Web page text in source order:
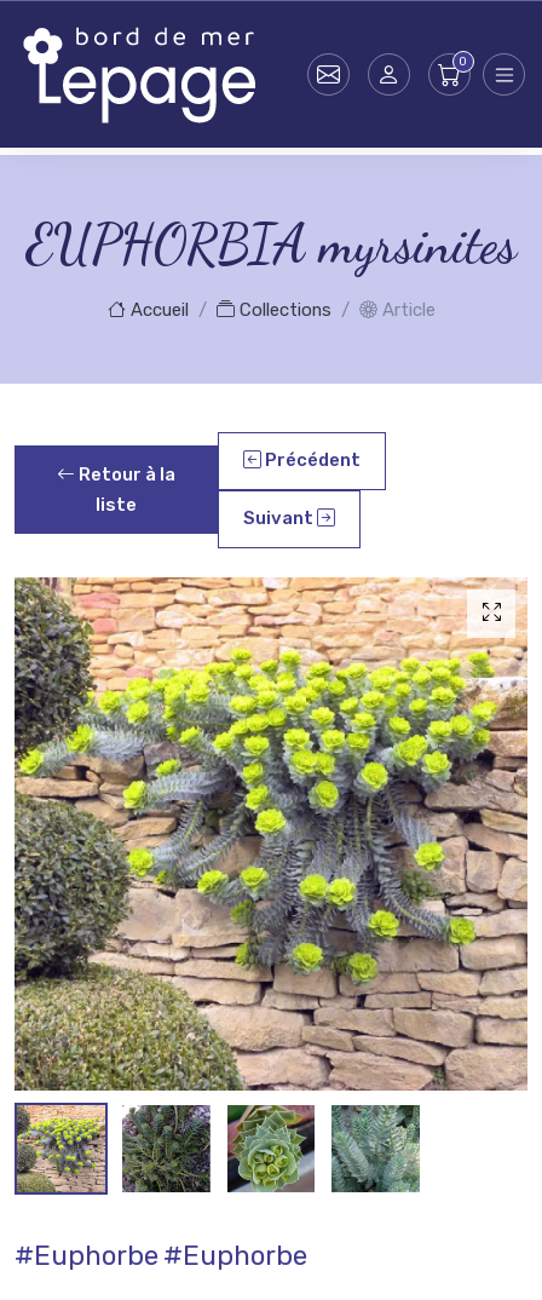
EUPHORBIA myrsinites
Accueil Collections Article
Retour à la
liste
Précédent
Suivant
#Euphorbe#Euphorbe